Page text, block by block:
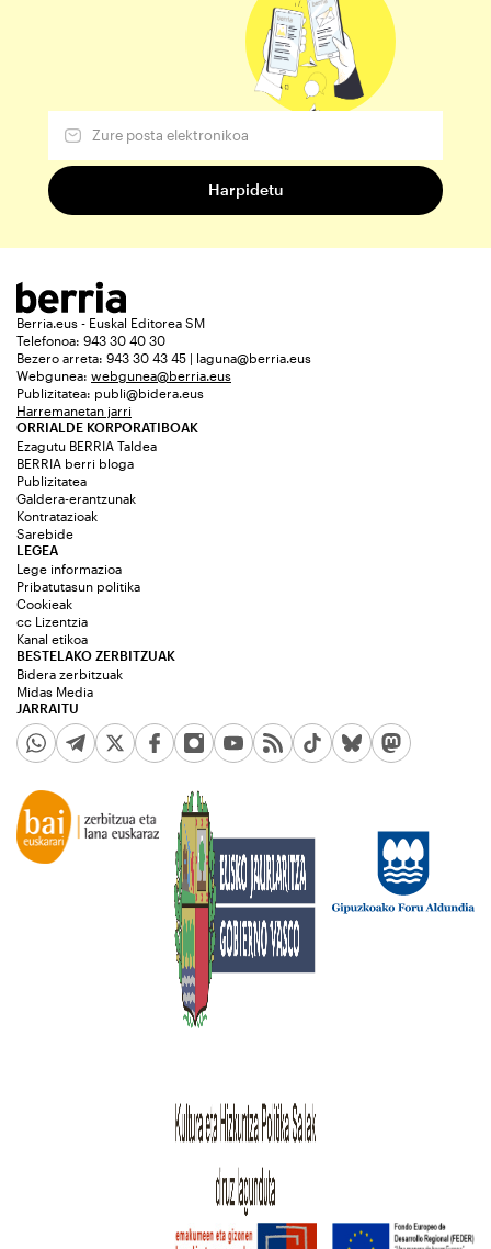
Berria.eus - Euskal Editorea SM
Telefonoa: 943 30 40 30
Bezero arreta: 943 30 43 45 | laguna@berria.eus
Webgunea: webgunea@berria.eus
Publizitatea: publi@bidera.eus
Harremanetan jarri
ORRIALDE KORPORATIBOAK
Ezagutu BERRIA Taldea
BERRIA berri bloga
Publizitatea
Galdera-erantzunak
Kontratazioak
Sarebide
JARRAITU
LEGEA
Lege informazioa
Pribatutasun politika
Cookieak
cc Lizentzia
Kanal etikoa
BESTELAKO ZERBITZUAK
Bidera zerbitzuak
Midas Media